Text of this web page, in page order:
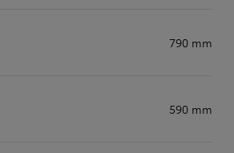
790 mm
590 mm